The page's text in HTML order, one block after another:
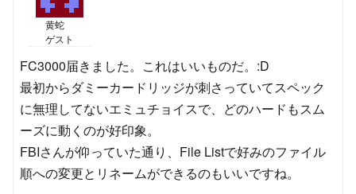
黄蛇
ゲスト
FC3000届きました。これはいいものだ。:D
最初からダミーカードリッジが刺さっていてスペック
に無理してないエミュチョイスで、どのハードもスム
ーズに動くのが好印象。
FBIさんが仰っていた通り、File Listで好みのファイル
順への変更とリネームができるのもいいですね。